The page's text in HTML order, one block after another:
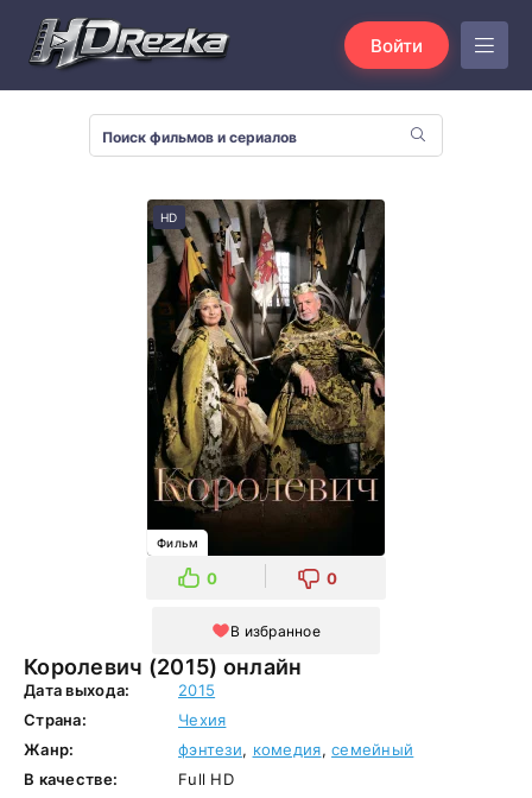
Войти
Королевич (2015) онлайн
HD
Фильм
0 0
В избранное
Дата выхода:
2015
Страна:
Чехия
Жанр:
фэнтези, комедия,семейный
В качестве:
Full HD